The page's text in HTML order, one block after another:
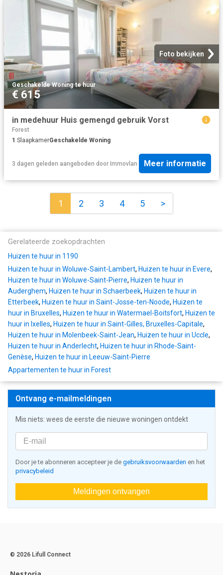
Foto bekijken
Geschakelde Woning·te huur
€ 615
in medehuur Huis gemengd gebruik Vorst
Forest
1 SlaapkamerGeschakelde Woning
3 dagen geleden aangeboden door Immovlan Meer informatie
1 2 3 4 5 >
Gerelateerde zoekopdrachten
Huizen te huur in 1190
Huizen te huur in Woluwe-Saint-Lambert, Huizen te huur in Evere,
Huizen te huur in Woluwe-Saint-Pierre, Huizen te huur in
Auderghem, Huizen te huur in Schaerbeek, Huizen te huur in
Etterbeek, Huizen te huur in Saint-Josse-ten-Noode, Huizen te
huur in Bruxelles, Huizen te huur in Watermael-Boitsfort, Huizen te
huur in Ixelles, Huizen te huur in Saint-Gilles, Bruxelles-Capitale,
Huizen te huur in Molenbeek-Saint-Jean, Huizen te huur in Uccle,
Huizen te huur in Anderlecht, Huizen te huur in Rhode-Saint-
Genèse, Huizen te huur in Leeuw-Saint-Pierre
Appartementen te huur in Forest
Ontvang e-mailmeldingen
Mis niets: wees de eerste die nieuwe woningen ontdekt
Door je te abonneren accepteer je de gebruiksvoorwaarden en het
privacybeleid
Meldingen ontvangen
© 2026 Lifull Connect